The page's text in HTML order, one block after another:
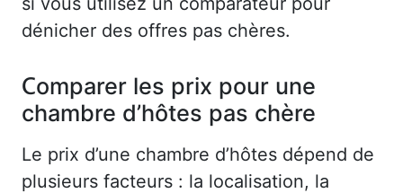
dénicher des offres pas chères.
Comparer les prix pour une
chambre d’hôtes pas chère
Le prix d’une chambre d’hôtes dépend de
plusieurs facteurs : la localisation, la